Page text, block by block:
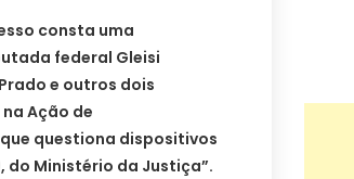
consta uma
federal Gleisi
e outros dois
Ação de
questiona dispositivos
do Ministério da Justiça”.